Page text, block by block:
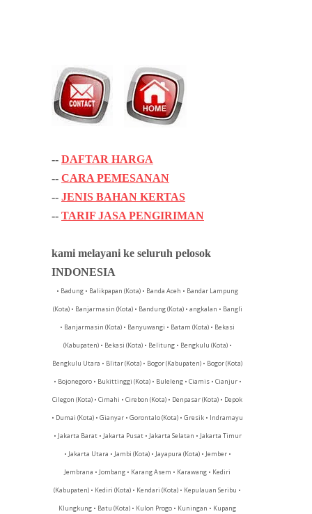
-- DAFTAR HARGA
-- CARA PEMESANAN
-- JENIS BAHAN KERTAS
-- TARIF JASA PENGIRIMAN
kami melayani ke seluruh pelosok
INDONESIA
• Badung • Balikpapan (Kota) • Banda Aceh • Bandar Lampung
(Kota) • Banjarmasin (Kota) • Bandung (Kota) • angkalan • Bangli
• Banjarmasin (Kota) • Banyuwangi • Batam (Kota) • Bekasi
(Kabupaten) • Bekasi (Kota) • Belitung • Bengkulu (Kota) •
Bengkulu Utara • Blitar (Kota) • Bogor (Kabupaten) • Bogor (Kota)
• Bojonegoro • Bukittinggi (Kota) • Buleleng • Ciamis • Cianjur •
Cilegon (Kota) • Cimahi • Cirebon (Kota) • Denpasar (Kota) • Depok
• Dumai (Kota) • Gianyar • Gorontalo (Kota) • Gresik • Indramayu
• Jakarta Barat • Jakarta Pusat • Jakarta Selatan • Jakarta Timur
• Jakarta Utara • Jambi (Kota) • Jayapura (Kota) • Jember •
Jembrana • Jombang • Karang Asem • Karawang • Kediri
(Kabupaten) • Kediri (Kota) • Kendari (Kota) • Kepulauan Seribu •
Klungkung • Batu (Kota) • Kulon Progo • Kuningan • Kupang